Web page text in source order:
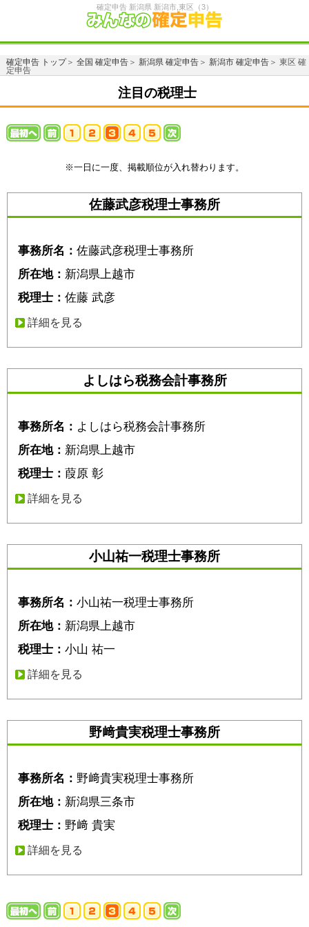
確定申告 新潟県 新潟市,東区（3）
確定申告 トップ＞ 全国 確定申告＞ 新潟県 確定申告＞ 新潟市 確定申告＞ 東区 確
定申告
注目の税理士
※一日に一度、掲載順位が入れ替わります。
佐藤武彦税理士事務所
事務所名： 佐藤武彦税理士事務所
所在地： 新潟県上越市
税理士： 佐藤 武彦
詳細を見る
よしはら税務会計事務所
事務所名： よしはら税務会計事務所
所在地： 新潟県上越市
税理士： 葭原 彰
詳細を見る
小山祐一税理士事務所
事務所名： 小山祐一税理士事務所
所在地： 新潟県上越市
税理士： 小山 祐一
詳細を見る
野﨑貴実税理士事務所
事務所名： 野﨑貴実税理士事務所
所在地： 新潟県三条市
税理士： 野﨑 貴実
詳細を見る